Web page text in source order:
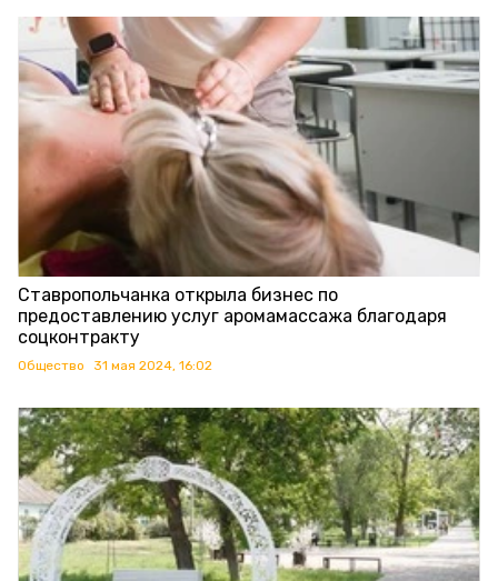
Ставропольчанка открыла бизнес по
предоставлению услуг аромамассажа благодаря
соцконтракту
Общество 31 мая 2024, 16:02